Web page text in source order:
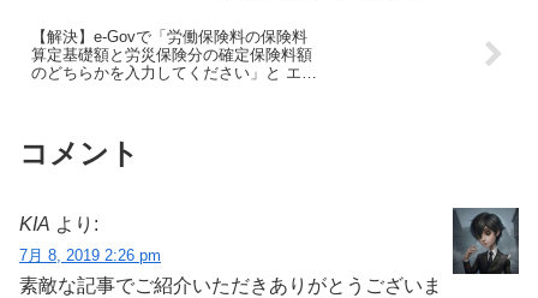
【解決】e-Govで「労働保険料の保険料
算定基礎額と労災保険分の確定保険料額
のどちらかを入力してください」と エラ
コメント
KIA より:
7月 8, 2019 2:26 pm
素敵な記事でご紹介いただきありがとうございま